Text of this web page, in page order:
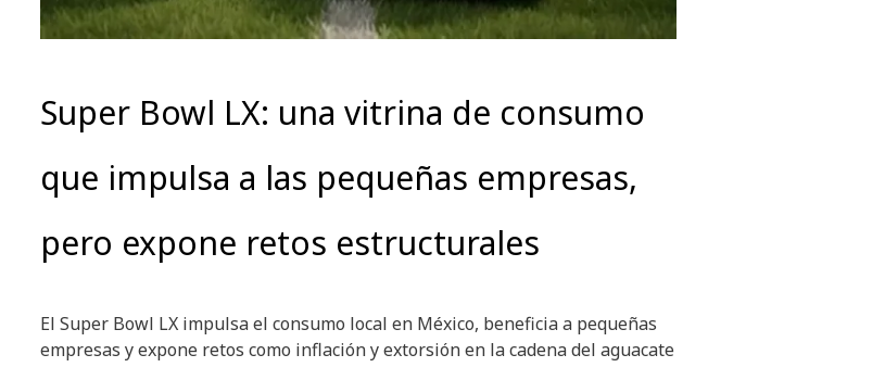
Super Bowl LX: una vitrina de consumo
que impulsa a las pequeñas empresas,
pero expone retos estructurales
El Super Bowl LX impulsa el consumo local en México, beneficia a pequeñas
empresas y expone retos como inflación y extorsión en la cadena del aguacate